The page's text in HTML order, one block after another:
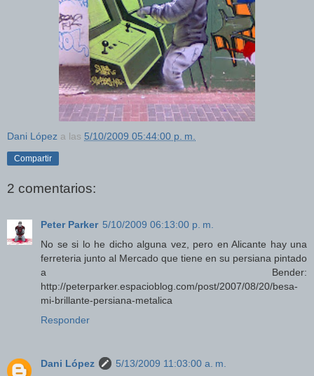
Dani López a las 5/10/2009 05:44:00 p. m.
Compartir
2 comentarios:
Peter Parker 5/10/2009 06:13:00 p. m.
No se si lo he dicho alguna vez, pero en Alicante hay una
ferreteria junto al Mercado que tiene en su persiana pintado
a Bender:
http://peterparker.espacioblog.com/post/2007/08/20/besa-
mi-brillante-persiana-metalica
Responder
Dani López
5/13/2009 11:03:00 a. m.